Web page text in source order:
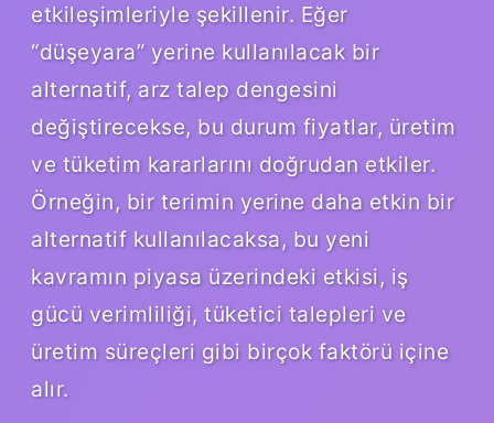
etkileşimleriyle şekillenir. Eğer
“düşeyara” yerine kullanılacak bir
alternatif, arz talep dengesini
değiştirecekse, bu durum fiyatlar, üretim
ve tüketim kararlarını doğrudan etkiler.
Örneğin, bir terimin yerine daha etkin bir
alternatif kullanılacaksa, bu yeni
kavramın piyasa üzerindeki etkisi, iş
gücü verimliliği, tüketici talepleri ve
üretim süreçleri gibi birçok faktörü içine
alır.